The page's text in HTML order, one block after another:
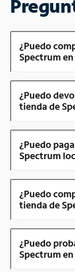
¿Puedo
Spectrum
¿Puedo
tienda de
¿Puedo
Spectrum
¿Puedo
tienda de
¿Puedo
Spectrum